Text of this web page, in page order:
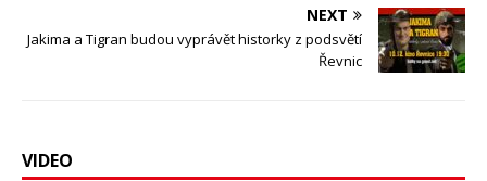
NEXT
Jakima a Tigran budou vyprávět historky z podsvětí
Řevnic
VIDEO